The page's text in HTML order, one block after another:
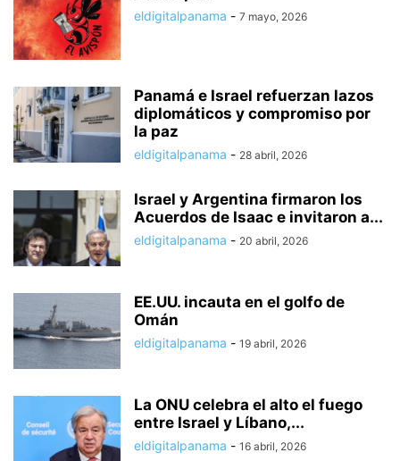
eldigitalpanama - 7 mayo, 2026
Panamá e Israel refuerzan lazos
diplomáticos y compromiso por
la paz
eldigitalpanama - 28 abril, 2026
Israel y Argentina firmaron los
Acuerdos de Isaac e invitaron a...
eldigitalpanama - 20 abril, 2026
EE.UU. incauta en el golfo de
Omán
eldigitalpanama - 19 abril, 2026
La ONU celebra el alto el fuego
entre Israel y Líbano,...
eldigitalpanama - 16 abril, 2026